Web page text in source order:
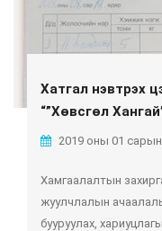
Хатгал нэвтрэх
“”Хөвсгөл
2019 оны 01
Хамгаалалтын
жуулчлалын
бууруулах,